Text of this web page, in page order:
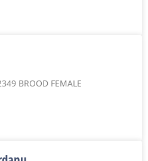
BROOD FEMALE